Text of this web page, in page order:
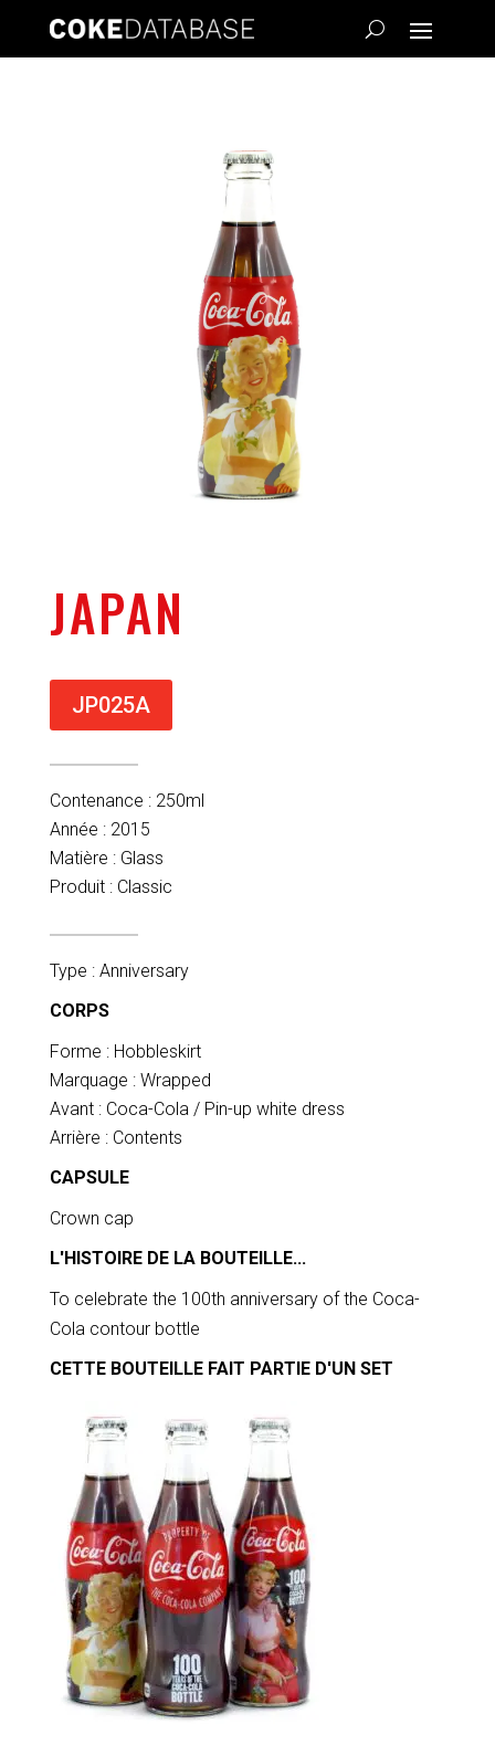
JAPAN
JP025A
Contenance : 250ml
Année : 2015
Matière : Glass
Produit : Classic
Type : Anniversary
CORPS
Forme : Hobbleskirt
Marquage : Wrapped
Avant : Coca-Cola / Pin-up white dress
Arrière : Contents
CAPSULE
Crown cap
L'HISTOIRE DE LA BOUTEILLE...
To celebrate the 100th anniversary of the Coca-
Cola contour bottle
CETTE BOUTEILLE FAIT PARTIE D'UN SET